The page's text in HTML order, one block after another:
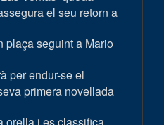
el seu retorn a
plaça seguint a Mario
per endur-se el
primera novellada